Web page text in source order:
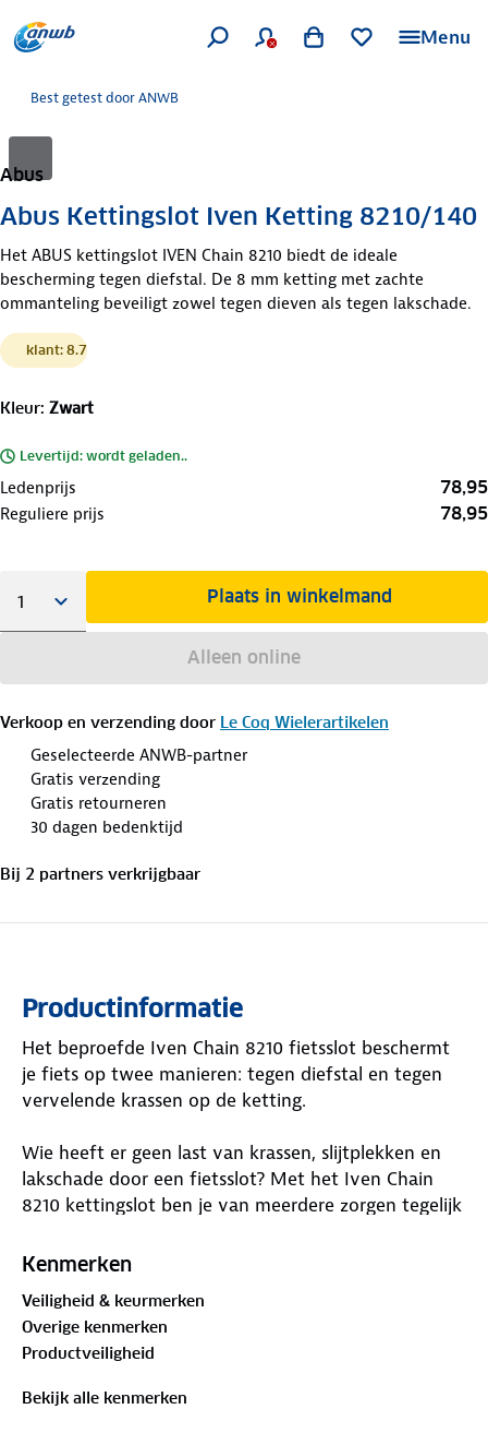
Menu
Best getest door ANWB
Abus
Abus Kettingslot Iven Ketting 8210/140
Het ABUS kettingslot IVEN Chain 8210 biedt de ideale
bescherming tegen diefstal. De 8 mm ketting met zachte
ommanteling beveiligt zowel tegen dieven als tegen lakschade.
klant: 8.7
Kleur: Zwart
Levertijd: wordt geladen..
Ledenprijs 78,95
Reguliere prijs 78,95
Plaats in winkelmand
Alleen online
Verkoop en verzending door Le Coq Wielerartikelen
Geselecteerde ANWB-partner
Gratis verzending
Gratis retourneren
30 dagen bedenktijd
Bij 2 partners verkrijgbaar
Productinformatie
Het beproefde Iven Chain 8210 fietsslot beschermt
je fiets op twee manieren: tegen diefstal en tegen
vervelende krassen op de ketting.
Wie heeft er geen last van krassen, slijtplekken en
lakschade door een fietsslot? Met het Iven Chain
8210 kettingslot ben je van meerdere zorgen tegelijk
en het zachte materiaal van het slot zelf
het frame, terwijl de vierkante ketting van 8 mm
van speciaal gehard staal het dieven moeilijk maakt
om de ketting te stelen. Natuurlijk is de Iven-ketting
ook beschermd tegen het beruchte ijsspatten.
Kenmerken
Veiligheid & keurmerken
Overige kenmerken
Productveiligheid
Bekijk alle kenmerken